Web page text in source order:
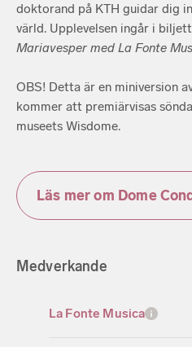
doktorand på KTH guidar dig
värld. Upplevelsen ingår i
Mariavesper med La Fonte
OBS! Detta är en miniversion
kommer att premiärvisas
museets Wisdome.
Läs mer om Dome
Medverkande
La Fonte Musica